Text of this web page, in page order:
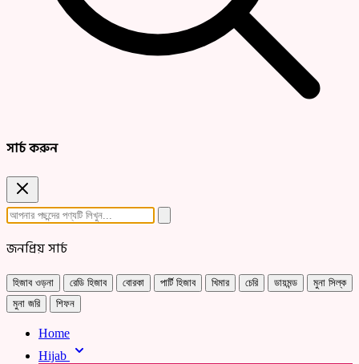
সার্চ করুন
জনপ্রিয় সার্চ
হিজাব ওড়না রেডি হিজাব বোরকা পার্টি হিজাব খিমার চেরি ডায়মন্ড
মুনা সিল্ক
মুনা জরি
শিফন
Home
Hijab